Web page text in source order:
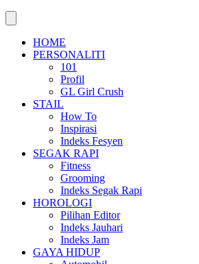
HOME
PERSONALITI
101
Profil
GL Girl Crush
STAIL
How To
Inspirasi
Indeks Fesyen
SEGAK RAPI
Fitness
Grooming
Indeks Segak Rapi
HOROLOGI
Pilihan Editor
Indeks Jauhari
Indeks Jam
GAYA HIDUP